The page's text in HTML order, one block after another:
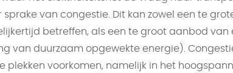
sprake van congestie. Dit kan zowel een te
betreffen, als een te groot aanbod van
van duurzaam opgewekte energie).
plekken voorkomen, namelijk in het